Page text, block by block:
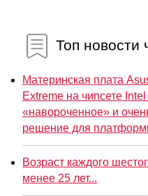
Топ новости
Материнская плата
Extreme на чипсете
«навороченное» и
решение для
Возраст каждого
менее 25 лет...